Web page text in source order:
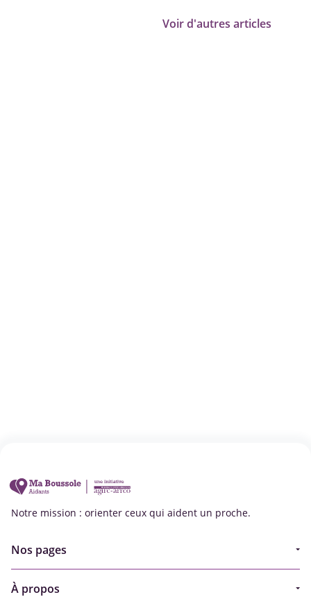
Voir d'autres articles
Notre mission : orienter ceux qui aident un proche.
Nos pages
À propos